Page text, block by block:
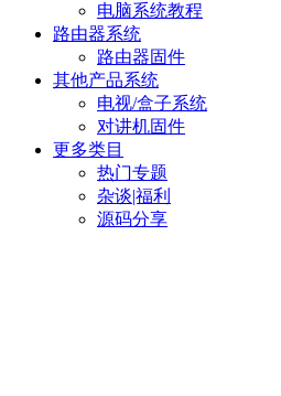
电脑系统教程
路由器系统
路由器固件
其他产品系统
电视/盒子系统
对讲机固件
更多类目
热门专题
杂谈|福利
源码分享